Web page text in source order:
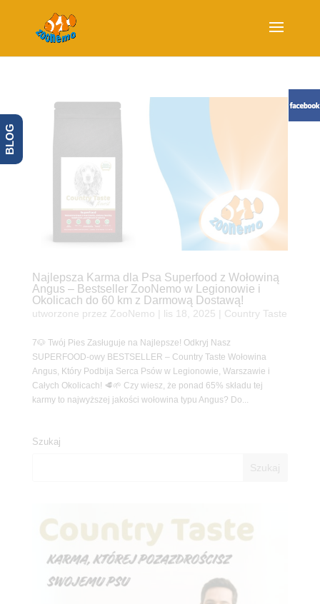
Najlepsza Karma dla Psa Superfood z Wołowiną
Angus – Bestseller ZooNemo w Legionowie i
Okolicach do 60 km z Darmową Dostawą!
utworzone przez ZooNemo lis 18, 2025 Country Taste
7🐶 Twój Pies Zasługuje na Najlepsze! Odkryj Nasz
SUPERFOOD-owy BESTSELLER – Country Taste Wołowina
Angus, Który Podbija Serca Psów w Legionowie, Warszawie i
Całych Okolicach! 🥩🌱 Czy wiesz, że ponad 65% składu tej
karmy to najwyższej jakości wołowina typu Angus? Do...
Szukaj
BLOG